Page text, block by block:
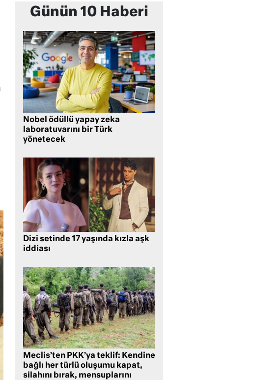
Günün 10 Haberi
Nobel ödüllü yapay zeka
laboratuvarını bir Türk
yönetecek
Dizi setinde 17 yaşında kızla aşk
iddiası
Meclis’ten PKK’ya teklif: Kendine
bağlı her türlü oluşumu kapat,
silahını bırak, mensuplarını